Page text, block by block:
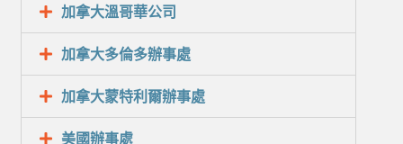
加拿大溫哥華公司
加拿大多倫多辦事處
加拿大蒙特利爾辦事處
美國辦事處